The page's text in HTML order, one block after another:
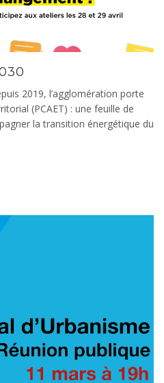
2019, l’agglomération porte
(PCAET) : une feuille de
la transition énergétique du